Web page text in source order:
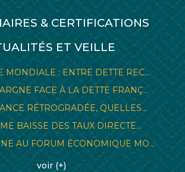
& CERTIFICATIONS
ET VEILLE
MONDIALE : ENTRE DETTE REC...
FACE À LA DETTE FRANÇ...
RÉTROGRADÉE, QUELLES...
BAISSE DES TAUX DIRECTE...
AU FORUM ÉCONOMIQUE MO...
voir (+)